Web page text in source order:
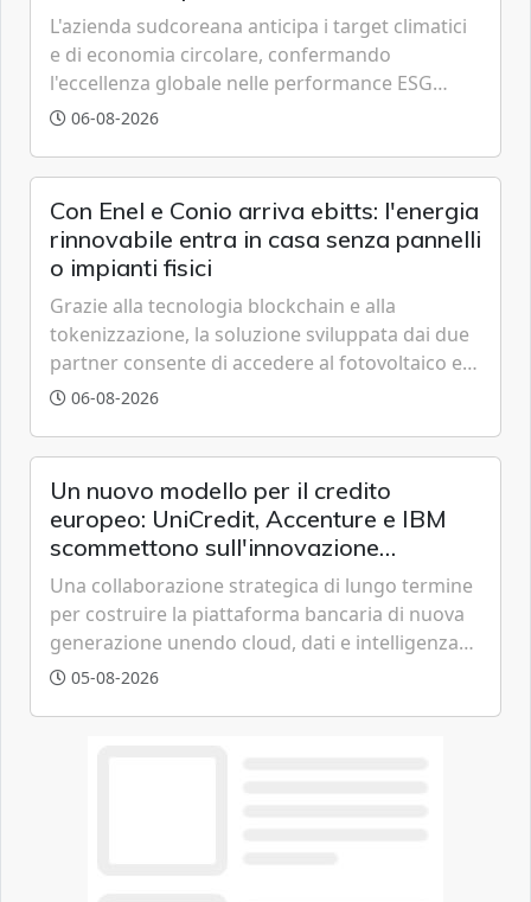
L'azienda sudcoreana anticipa i target climatici
e di economia circolare, confermando
l'eccellenza globale nelle performance ESG
grazie a innovazione, accessibilità e governance
06-08-2026
Con Enel e Conio arriva ebitts: l'energia
rinnovabile entra in casa senza pannelli
o impianti fisici
Grazie alla tecnologia blockchain e alla
tokenizzazione, la soluzione sviluppata dai due
partner consente di accedere al fotovoltaico e
all'eolico ottenendo risparmi diretti in bolletta,
06-08-2026
Un nuovo modello per il credito
europeo: UniCredit, Accenture e IBM
scommettono sull'innovazione
tecnologica
Una collaborazione strategica di lungo termine
per costruire la piattaforma bancaria di nuova
generazione unendo cloud, dati e intelligenza
artificiale.
05-08-2026